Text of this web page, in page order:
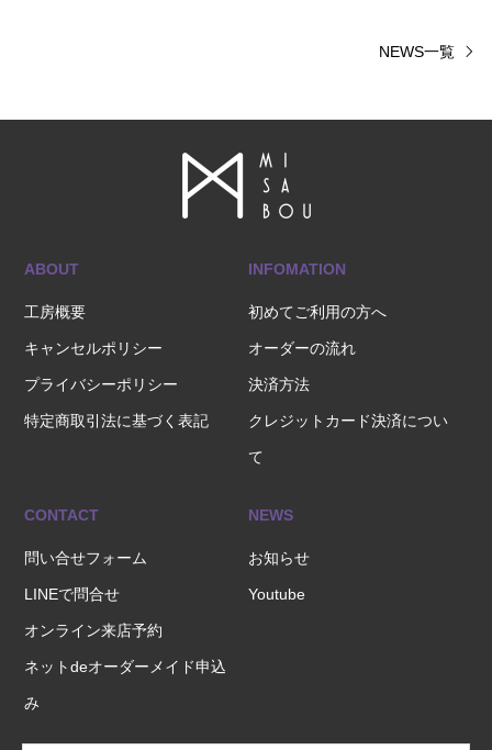
NEWS一覧
ABOUT
工房概要
キャンセルポリシー
プライバシーポリシー
特定商取引法に基づく表記
INFOMATION
初めてご利用の方へ
オーダーの流れ
決済方法
クレジットカード決済につい
て
CONTACT
問い合せフォーム
LINEで問合せ
オンライン来店予約
ネットdeオーダーメイド申込
み
NEWS
お知らせ
Youtube